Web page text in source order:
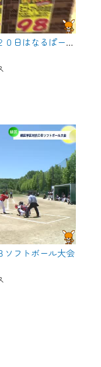
【緑区】続く物価高に朗報！毎月２０日はなるぱーくで野菜つめ放題！
ソフトボール大会